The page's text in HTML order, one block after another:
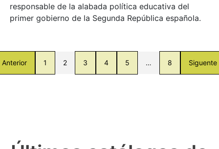
responsable de la alabada política educativa del
primer gobierno de la Segunda República española.
Anterior 1 2 3 4 5 … 8 Siguente